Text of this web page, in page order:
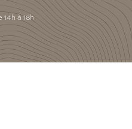
à 18h